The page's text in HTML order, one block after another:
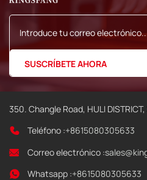
350. Changle Road, HULI
Teléfono :+8615080305633
Correo electrónico :
Whatsapp :+8615080305633